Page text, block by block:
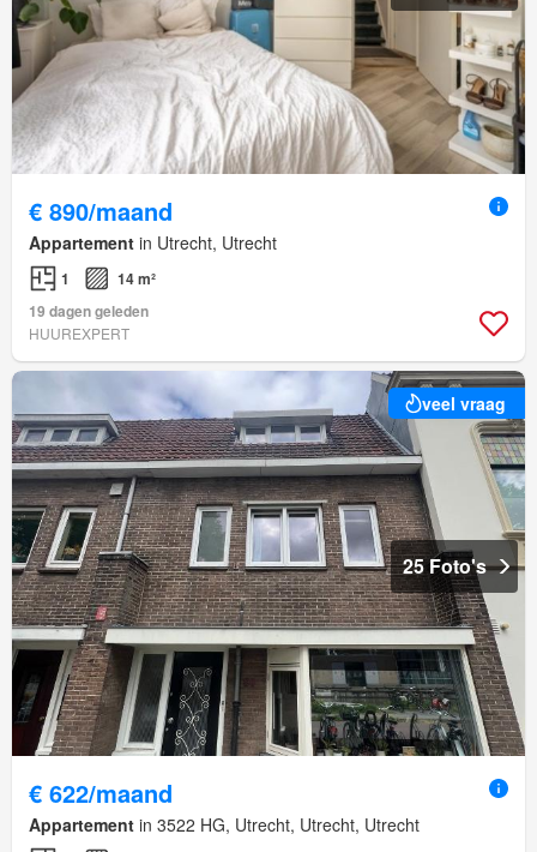
€ 890/maand
Appartement in Utrecht, Utrecht
1
14 m²
19 dagen geleden
HUUREXPERT
veel vraag
25 Foto's
€ 622/maand
Appartement in 3522 HG, Utrecht, Utrecht, Utrecht